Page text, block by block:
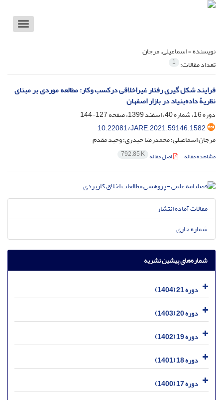
Toggle
نویسنده =اسماعیلی، مرجان
تعداد مقالات: 1
فرایند شکل گیری رفتار غیراخلاقی درکسب وکار: مطالعه موردی بر مبنای
نظریۀ داده‌بنیاد در بازار اصفهان
دوره 16، شماره 40، اسفند 1399، صفحه
127-144
10.22081/JARE.2021.59146.1582
مرجان اسماعیلی؛ محمدرضا حیدری؛ وحید مقدم
مشاهده مقاله اصل مقاله 792.85 K
مقالات آماده انتشار
شماره جاری
شماره‌های پیشین نشریه
دوره 21 (1404)
دوره 20 (1403)
دوره 19 (1402)
دوره 18 (1401)
دوره 17 (1400)